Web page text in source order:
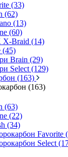
(33)
(62)
(13)
(60)
X-Braid (14)
(45)
Brain (29)
Select (129)
(163)
(163)
(63)
(22)
(34)
Favorite
Select